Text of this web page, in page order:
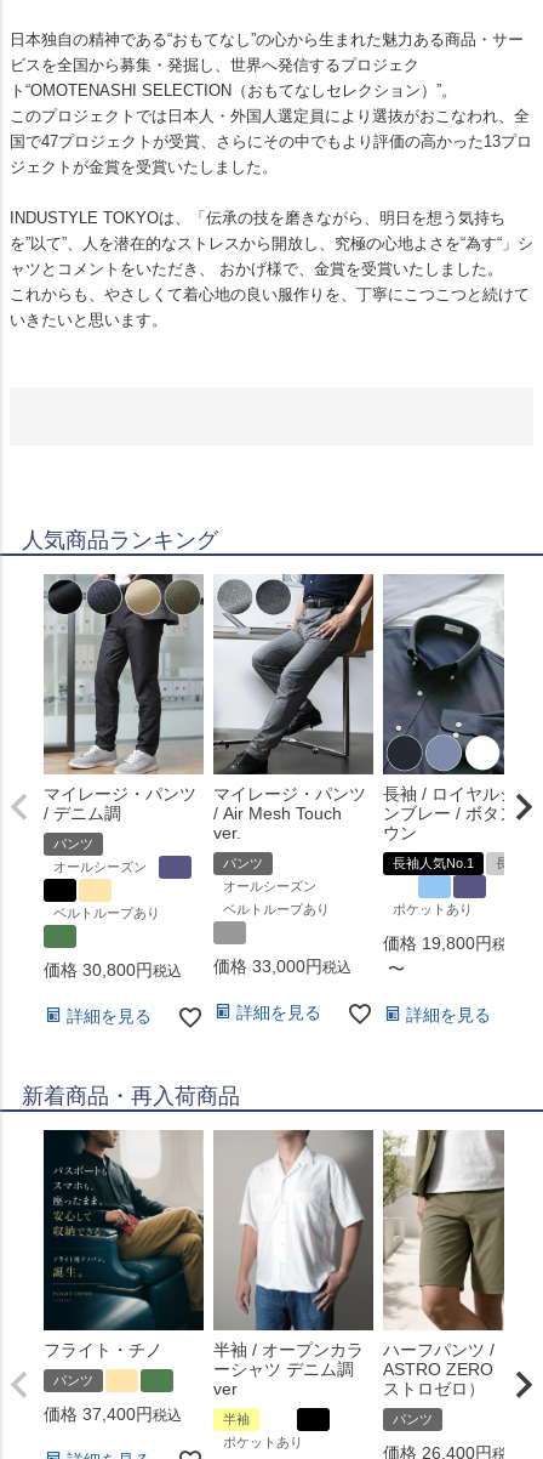
日本独自の精神である“おもてなし”の心から生まれた魅力ある商品・サー
ビスを全国から募集・発掘し、世界へ発信するプロジェク
ト“OMOTENASHI SELECTION（おもてなしセレクション）”。
このプロジェクトでは日本人・外国人選定員により選抜がおこなわれ、全
国で47プロジェクトが受賞、さらにその中でもより評価の高かった13プロ
ジェクトが金賞を受賞いたしました。
INDUSTYLE TOKYOは、「伝承の技を磨きながら、明日を想う気持ち
を”以て”、人を潜在的なストレスから開放し、究極の心地よさを“為す“」シ
ャツとコメントをいただき、 おかげ様で、金賞を受賞いたしました。
これからも、やさしくて着心地の良い服作りを、丁寧にこつこつと続けて
いきたいと思います。
人気商品ランキング
マイレージ・パンツ
/ デニム調
パンツ
オールシーズン
ベルトループあり
価格 30,800 税込
詳細を見る
マイレージ・パンツ
/ Air Mesh Touch
ver.
パンツ
オールシーズン
ベルトループあり
価格 33,000 税込
詳細を見る
長袖 / ロイヤルシャ
ンブレー / ボタンダ
ウン
長袖人気No.1 長袖
ポケットあり
価格 19,800 税込
〜
詳細を見る
新着商品・再入荷商品
フライト・チノ
パンツ
価格 37,400 税込
半袖 / オープンカラ
ーシャツ デニム調
ver
半袖
ポケットあり
ハーフパンツ /
ASTRO ZERO （ア
ストロゼロ）
パンツ
価格 26,400 税込